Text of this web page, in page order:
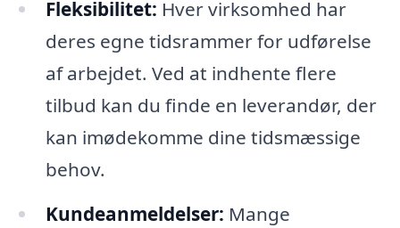
Fleksibilitet: Hver virksomhed har
deres egne tidsrammer for udførelse
af arbejdet. Ved at indhente flere
tilbud kan du finde en leverandør, der
kan imødekomme dine tidsmæssige
behov.
Kundeanmeldelser: Mange